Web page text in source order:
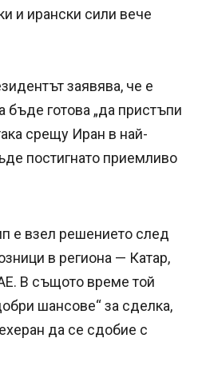
и ирански сили вече
заявява, че е
бъде готова „да пристъпи
срещу Иран в най-
постигнато приемливо
е взел решението след
в региона — Катар,
В същото време той
шансове“ за сделка,
да се сдобие с